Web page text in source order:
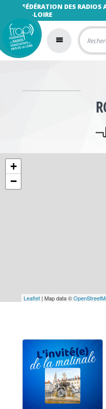
FÉDÉRATION DES RADIOS
LA-LOIRE
+
−
Leaflet | Map data ©